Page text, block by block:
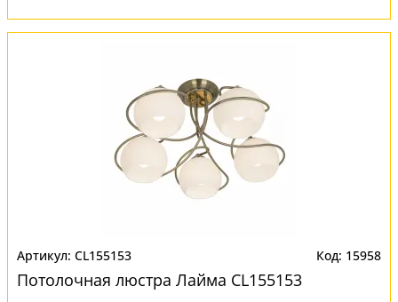
CL155153 15958
Потолочная люстра Лайма CL155153